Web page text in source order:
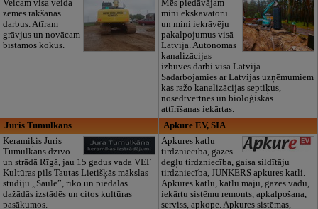
Veicam visa veida
zemes rakšanas
darbus. Atīram
grāvjus un novācam
bīstamos kokus.
Mēs piedāvājam
mini ekskavatoru
un mini iekrāvēju
pakalpojumus visā
Latvijā. Autonomās
kanalizācijas
izbūves darbi visā Latvijā.
Sadarbojamies ar Latvijas uzņēmumiem
kas ražo kanalizācijas septiķus,
nosēdtvertnes un bioloģiskās
attīrīšanas iekārtas.
Juris Tumulkāns
Keramiķis Juris
Tumulkāns dzīvo
un strādā Rīgā, jau 15 gadus vada VEF
Kultūras pils Tautas Lietišķās mākslas
studiju „Saule”, rīko un piedalās
dažādās izstādēs un citos kultūras
pasākumos.
Apkure EV, SIA
Apkures katlu
tirdzniecība, gāzes
degļu tirdzniecība, gaisa sildītāju
tirdzniecība, JUNKERS apkures katli.
Apkures katlu, katlu māju, gāzes vadu,
iekārtu sistēmu remonts, apkalpošana,
serviss, apkope. Apkures sistēmas,